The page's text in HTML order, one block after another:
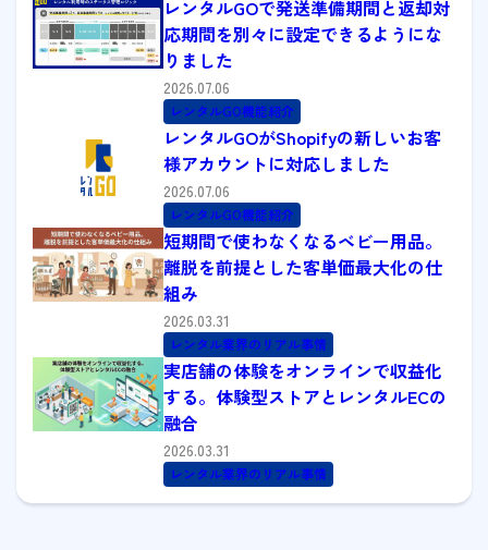
レンタルGOで発送準備期間と返却対
応期間を別々に設定できるようにな
りました
2026.07.06
レンタルGO機能紹介
レンタルGOがShopifyの新しいお客
様アカウントに対応しました
2026.07.06
レンタルGO機能紹介
短期間で使わなくなるベビー用品。
離脱を前提とした客単価最大化の仕
組み
2026.03.31
レンタル業界のリアル事情
実店舗の体験をオンラインで収益化
する。体験型ストアとレンタルECの
融合
2026.03.31
レンタル業界のリアル事情